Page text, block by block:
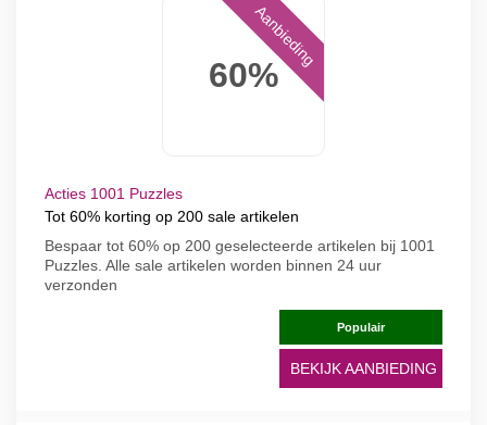
60%
Aanbieding
Acties 1001 Puzzles
Tot 60% korting op 200 sale artikelen
Bespaar tot 60% op 200 geselecteerde artikelen bij 1001
Puzzles. Alle sale artikelen worden binnen 24 uur
verzonden
Populair
BEKIJK AANBIEDING